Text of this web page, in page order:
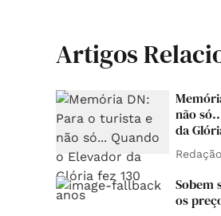
Artigos
não
da
Sobem
os